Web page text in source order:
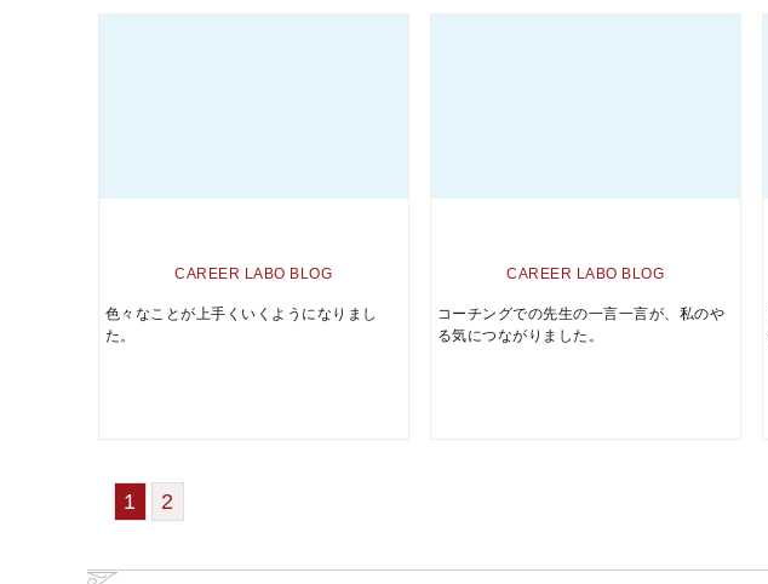
CAREER LABO BLOG
色々なことが上手くいくようになりまし
た。
CAREER LABO BLOG
コーチングでの先生の一言一言が、私のや
る気につながりました。
1 2